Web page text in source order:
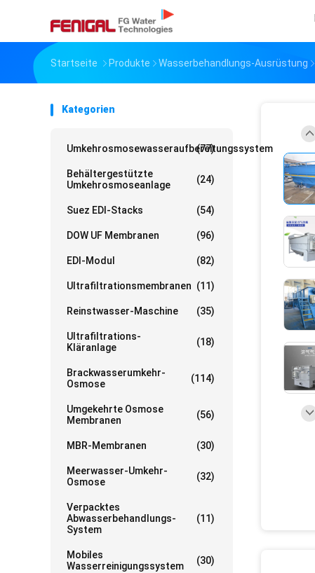
Startseite Produkte Wasserbehandlungs-Ausrüstung
Kategorien
Umkehrosmosewasseraufbereitungssystem
(77)
Behältergestützte
Umkehrosmoseanlage
(24)
Suez EDI-Stacks (54)
DOW UF Membranen (96)
EDI-Modul (82)
Ultrafiltrationsmembranen (11)
Reinstwasser-Maschine (35)
Ultrafiltrations-
Kläranlage
(18)
Brackwasserumkehr-
Osmose
(114)
Umgekehrte Osmose
Membranen
(56)
MBR-Membranen (30)
Meerwasser-Umkehr-
Osmose
(32)
Verpacktes
Abwasserbehandlungs-
System
(11)
Mobiles
Wasserreinigungssystem
(30)